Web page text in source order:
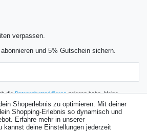
verpassen.
und 5% Gutschein sichern.
dieDaten­schutz­erklärunggelesen habe. Meine
widerrufen.**
Abonnieren
Shoperlebnis zu optimieren. Mit deiner
Shopping-Erlebnis so dynamisch und
Erfahre mehr in unserer
kannst deine Einstellungen jederzeit